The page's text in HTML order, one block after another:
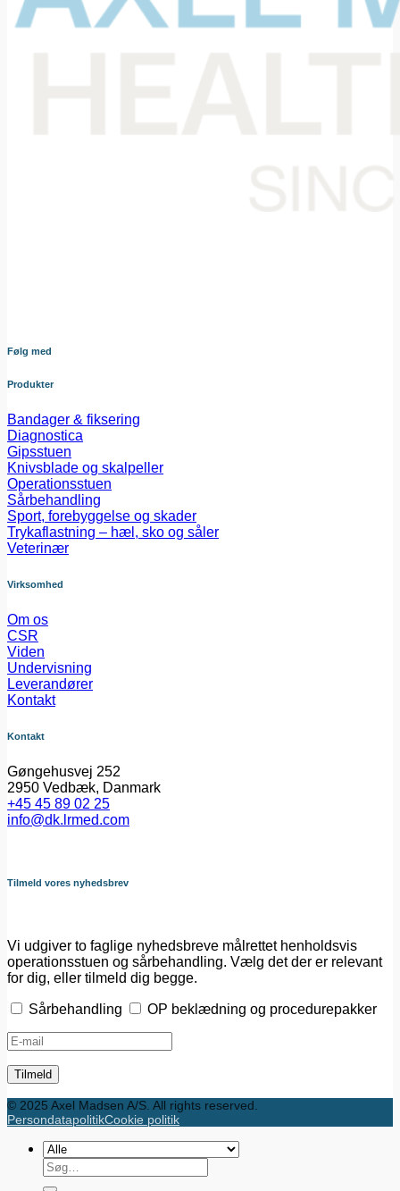
Følg med
Produkter
Bandager & fiksering
Diagnostica
Gipsstuen
Knivsblade og skalpeller
Operationsstuen
Sårbehandling
Sport, forebyggelse og skader
Trykaflastning – hæl, sko og såler
Veterinær
Virksomhed
Om os
CSR
Viden
Undervisning
Leverandører
Kontakt
Kontakt
Gøngehusvej 252
2950 Vedbæk, Danmark
+45 45 89 02 25
info@dk.lrmed.com
Tilmeld vores nyhedsbrev
Vi udgiver to faglige nyhedsbreve målrettet henholdsvis
operationsstuen og sårbehandling. Vælg det der er relevant
for dig, eller tilmeld dig begge.
Sårbehandling OP beklædning og procedurepakker
© 2025 Axel Madsen A/S. All rights reserved.
PersondatapolitikCookie politik
Søg
efter: